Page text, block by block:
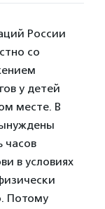
России
со
у детей
месте. В
часов
в условиях
Потому